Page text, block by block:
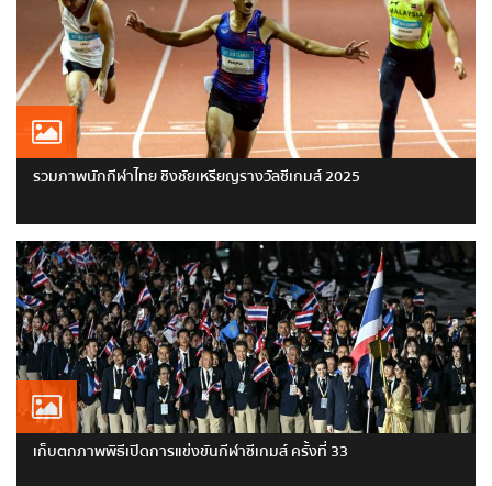
รวมภาพนักกีฬาไทย ชิงชัยเหรียญรางวัลซีเกมส์ 2025
เก็บตกภาพพิธีเปิดการแข่งขันกีฬาซีเกมส์ ครั้งที่ 33